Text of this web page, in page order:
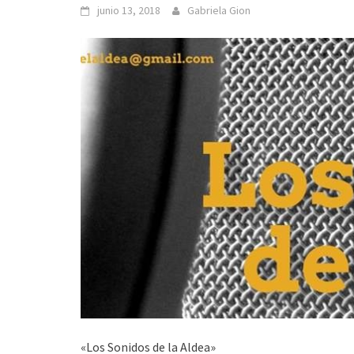
junio 13, 2018 Gabriela Gion
«Los Sonidos de la Aldea»